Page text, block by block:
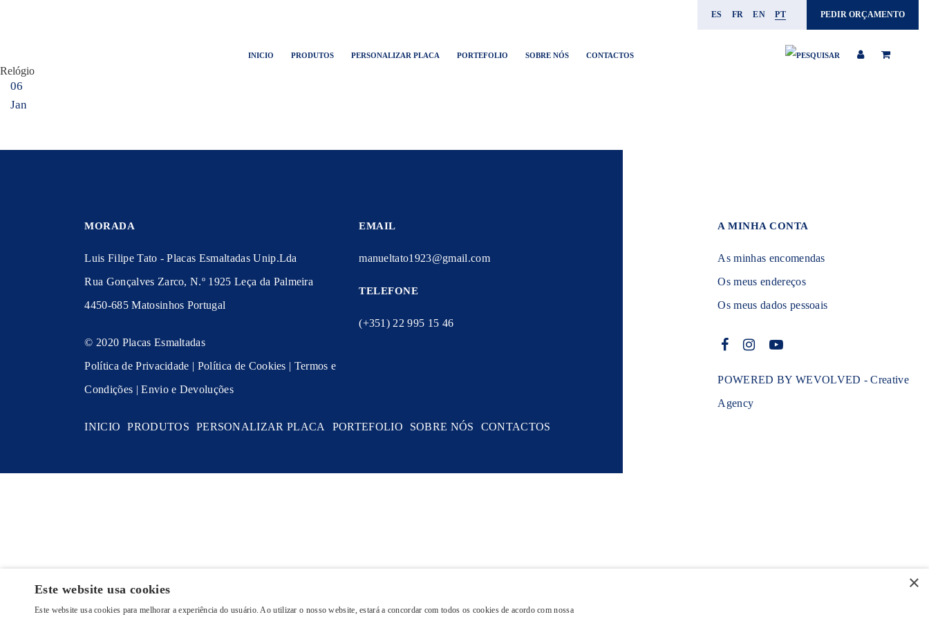
INICIO PRODUTOS PERSONALIZAR PLACA PORTEFOLIO SOBRE NÓS CONTACTOS
ES FR EN PT PEDIR ORÇAMENTO
Relógio
06
Jan
MORADA
Luis Filipe Tato - Placas Esmaltadas Unip.Lda
Rua Gonçalves Zarco, N.º 1925 Leça da Palmeira
4450-685 Matosinhos Portugal
© 2020 Placas Esmaltadas
Política de Privacidade | Política de Cookies | Termos e
Condições |Envio e Devoluções
EMAIL
manueltato1923@gmail.com
TELEFONE
(+351) 22 995 15 46
INICIO PRODUTOS PERSONALIZAR PLACA PORTEFOLIO SOBRE NÓS CONTACTOS
A MINHA CONTA
As minhas encomendas
Os meus endereços
Os meus dados pessoais
POWERED BY WEVOLVED - Creative
Agency
×
Este website usa cookies
Este website usa cookies para melhorar a experiência do usuário. Ao utilizar o nosso website, estará a concordar com todos os cookies de acordo com nossa